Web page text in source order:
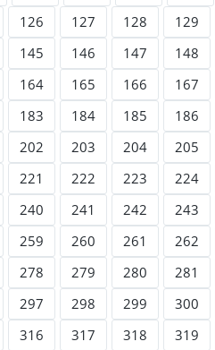
126 127 128 129
145 146 147 148
164 165 166 167
183 184 185 186
202 203 204 205
221 222 223 224
240 241 242 243
259 260 261 262
278 279 280 281
297 298 299 300
316 317 318 319